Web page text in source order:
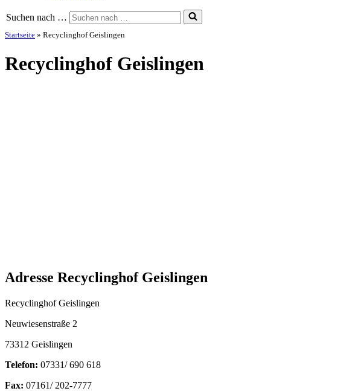
Suchen nach …
Startseite » Recyclinghof Geislingen
Recyclinghof Geislingen
Adresse Recyclinghof Geislingen
Recyclinghof Geislingen
Neuwiesenstraße 2
73312 Geislingen
Telefon: 07331/ 690 618
Fax: 07161/ 202-7777